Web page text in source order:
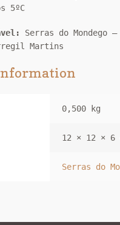
5ºC
Serras do Mondego
Martins
0,500 kg
12 × 12 × 6
Serras do